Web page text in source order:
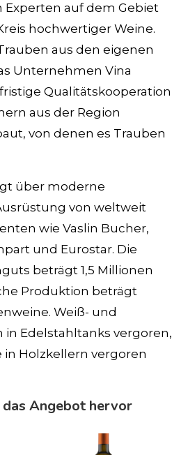
auf dem Gebiet
hochwertiger Weine.
aus den eigenen
Unternehmen Vina
Qualitätskooperation
aus der Region
von denen es Trauben
über moderne
von weltweit
wie Vaslin Bucher,
und Eurostar. Die
beträgt 1,5 Millionen
Produktion beträgt
Weiß- und
in Edelstahltanks vergoren,
Holzkellern vergoren
Angebot hervor